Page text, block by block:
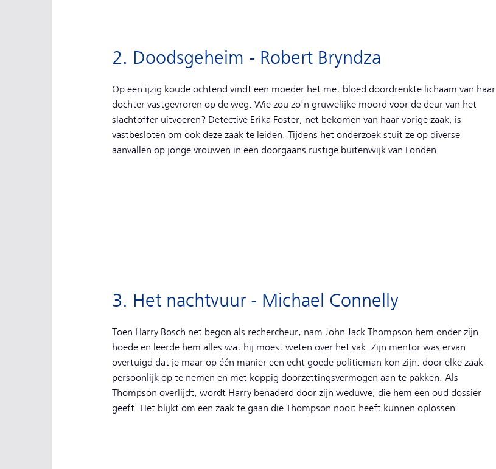
2. Doodsgeheim - Robert Bryndza
Op een ijzig koude ochtend vindt een moeder het met bloed doordrenkte lichaam van haar
dochter vastgevroren op de weg. Wie zou zo'n gruwelijke moord voor de deur van het
slachtoffer uitvoeren? Detective Erika Foster, net bekomen van haar vorige zaak, is
vastbesloten om ook deze zaak te leiden. Tijdens het onderzoek stuit ze op diverse
aanvallen op jonge vrouwen in een doorgaans rustige buitenwijk van Londen.
3. Het nachtvuur - Michael Connelly
Toen Harry Bosch net begon als rechercheur, nam John Jack Thompson hem onder zijn
hoede en leerde hem alles wat hij moest weten over het vak. Zijn mentor was ervan
overtuigd dat je maar op één manier een echt goede politieman kon zijn: door elke zaak
persoonlijk op te nemen en met koppig doorzettingsvermogen aan te pakken. Als
Thompson overlijdt, wordt Harry benaderd door zijn weduwe, die hem een oud dossier
geeft. Het blijkt om een zaak te gaan die Thompson nooit heeft kunnen oplossen.